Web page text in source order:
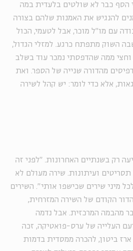
הסף כבר לא שולטים בלעדית במה
להנגיש את האמנות שלהם בצורה
עם מו״ל מוכר, אבל לטעמי, הכול
השוק מתפתח כרגע. למזלי הגדול,
וחצי ממה שהדפסתי נמכר עוד בשלב
מהדורה שנייה של הספר. ואת
אלא כדי לומר: יש קהל לשירה
רק בשנתיים האחרונות. "לפני זה
ועיתונות. שירה מעולם לא
מיני שירים שכישפו אותי". השירים
הקודם של השירה המזרחית,
מהבמה המרכזית. אבל נדמה
העלייה של ערס-פואטיקה, זכה
ביטון, להכרה ממסדית בדמות